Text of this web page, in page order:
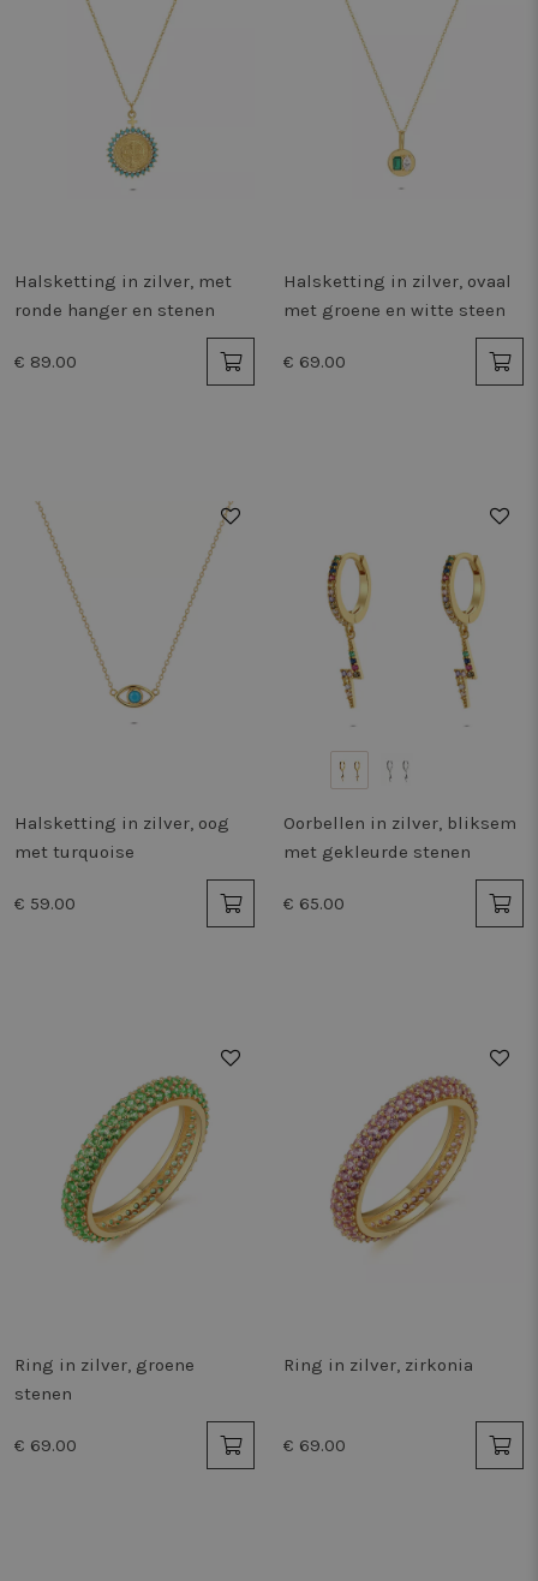
Halsketting in zilver, met
ronde hanger en stenen
€ 89.00
Halsketting in zilver, ovaal
met groene en witte steen
€ 69.00
Halsketting in zilver, oog
met turquoise
€ 59.00
Oorbellen in zilver, bliksem
met gekleurde stenen
€ 65.00
Ring in zilver, groene
stenen
€ 69.00
Ring in zilver, zirkonia
€ 69.00